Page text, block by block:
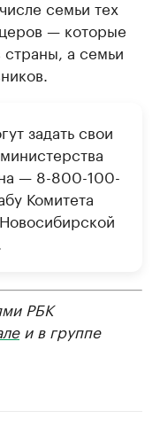
семьи тех
— которые
а семьи
задать свои
— 8-800-100-
Комитета
РБК
и в группе